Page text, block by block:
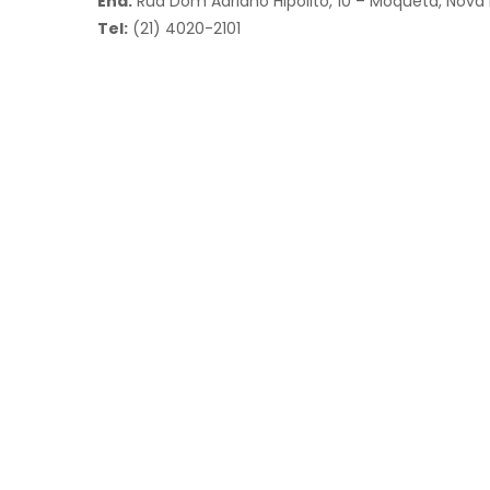
Tel: (21) 4020-2101